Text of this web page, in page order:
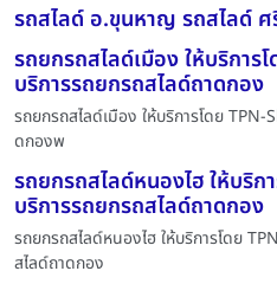
รถสไลด์ อ.ขุนหาญ รถสไลด์ ศ
รถยกรถสไลด์เมือง ให้บริกา
บริการรถยกรถสไลด์ถาดกอง
รถยกรถสไลด์เมือง ให้บริการโดย
ดกองพ
รถยกรถสไลด์หนองไฮ ให้บริ
บริการรถยกรถสไลด์ถาดกอง
รถยกรถสไลด์หนองไฮ ให้บริการโดย
สไลด์ถาดกอง